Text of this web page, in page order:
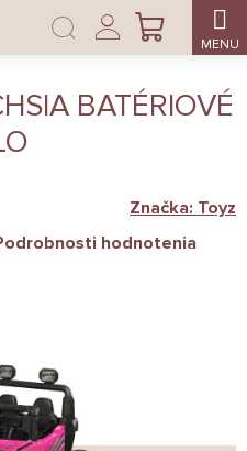
NÁKUPNÝ
Prihlásenie
BATÉRIOVÉ
hodnotenia
Značka: Toyz